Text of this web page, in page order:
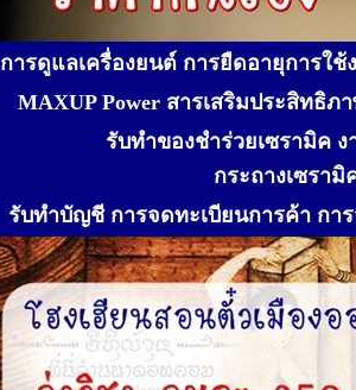
การดูแลเครื่องยนต์ การยืดอายุการใ
MAXUP Power สารเสริมประสิทธิ
รับทำของชำร่วยเซรามิค
กระถางเซรา
รับทำบัญชี การจดทะเบียนการค้า กา